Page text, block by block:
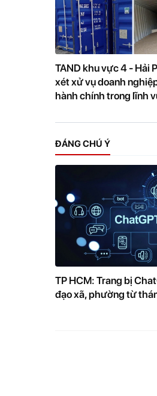
TAND khu vực 4 - Hải
xét xử vụ doanh
hành chính trong lĩnh
ĐÁNG CHÚ Ý
TP HCM: Trang bị
đạo xã, phường từ